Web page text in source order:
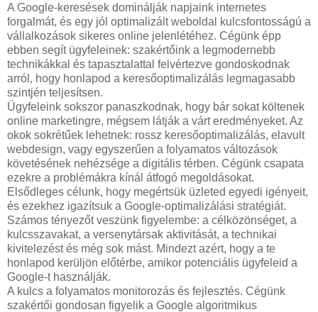
A Google-keresések dominálják napjaink internetes
forgalmát, és egy jól optimalizált weboldal kulcsfontosságú a
vállalkozások sikeres online jelenlétéhez. Cégünk épp
ebben segít ügyfeleinek: szakértőink a legmodernebb
technikákkal és tapasztalattal felvértezve gondoskodnak
arról, hogy honlapod a keresőoptimalizálás legmagasabb
szintjén teljesítsen.
Ügyfeleink sokszor panaszkodnak, hogy bár sokat költenek
online marketingre, mégsem látják a várt eredményeket. Az
okok sokrétűek lehetnek: rossz keresőoptimalizálás, elavult
webdesign, vagy egyszerűen a folyamatos változások
követésének nehézsége a digitális térben. Cégünk csapata
ezekre a problémákra kínál átfogó megoldásokat.
Elsődleges célunk, hogy megértsük üzleted egyedi igényeit,
és ezekhez igazítsuk a Google-optimalizálási stratégiát.
Számos tényezőt veszünk figyelembe: a célközönséget, a
kulcsszavakat, a versenytársak aktivitását, a technikai
kivitelezést és még sok mást. Mindezt azért, hogy a te
honlapod kerüljön előtérbe, amikor potenciális ügyfeleid a
Google-t használják.
A kulcs a folyamatos monitorozás és fejlesztés. Cégünk
szakértői gondosan figyelik a Google algoritmikus